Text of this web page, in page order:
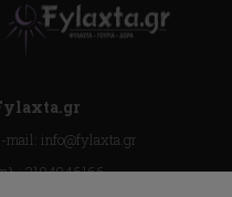
mail: info@fylaxta.gr
2104946166